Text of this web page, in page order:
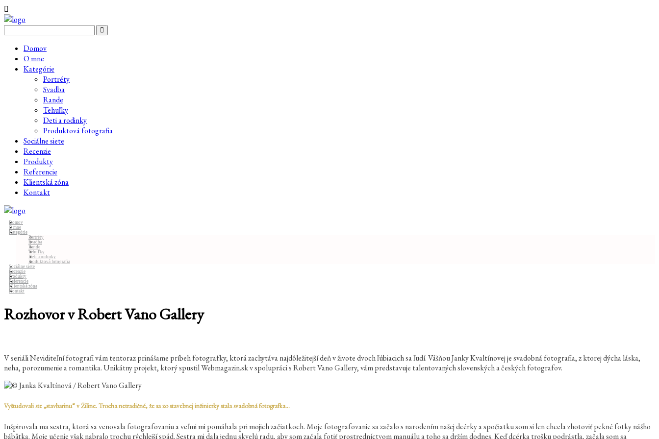
Domov
O mne
Kategórie
Portréty
Svadba
Rande
Tehuľky
Deti a rodinky
Produktová fotografia
Sociálne siete
Recenzie
Produkty
Referencie
Klientská zóna
Kontakt
Domov
O mne
Kategórie
Portréty
Svadba
Rande
Tehuľky
Deti a rodinky
Produktová fotografia
Sociálne siete
Recenzie
Produkty
Referencie
Klientská zóna
Kontakt
Rozhovor v Robert Vano Gallery
V seriáli Neviditeľní fotografi vám tentoraz prinášame príbeh fotografky, ktorá zachytáva najdôležitejší deň v živote dvoch ľúbiacich sa ľudí. Vášňou Janky Kvaltínovej je svadobná fotografia, z ktorej dýcha láska,
neha, porozumenie a romantika. Unikátny projekt, ktorý spustil Webmagazin.sk v spolupráci s Robert Vano Gallery, vám predstavuje talentovaných slovenských a českých fotografov.
Vyštudovali ste „stavbarinu“ v Žiline. Trocha netradičné, že sa zo stavebnej inžinierky stala svadobná fotografka…
Inšpirovala ma sestra, ktorá sa venovala fotografovaniu a veľmi mi pomáhala pri mojich začiatkoch. Moje fotografovanie sa začalo s narodením našej dcérky a spočiatku som si len chcela zhotoviť pekné fotky nášho
bábätka. Moje učenie však nabralo trochu rýchlejší spád. Sestra mi dala jednu skvelú radu, aby som začala fotiť prostredníctvom manuálu a toho sa držím dodnes. Keď dcérka trošku podrástla, začala som sa